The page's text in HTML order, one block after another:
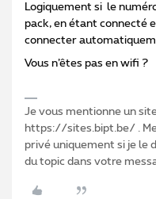
Logiquement si le
pack, en étant connecté
connecter
Vous n’êtes pas en wifi ?
Je vous mentionne un
https://sites.bipt.be/ .
privé uniquement si je le
du topic dans votre